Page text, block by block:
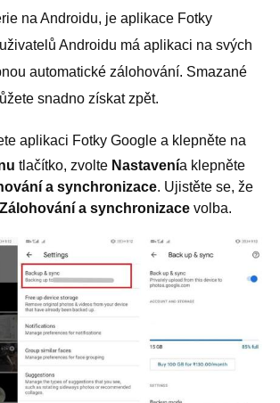
na Androidu, je aplikace Fotky
Androidu má aplikaci na svých
automatické zálohování. Smazané
snadno získat zpět.
aplikaci Fotky Google a klepněte na
tlačítko, zvolte Nastavenía klepněte
a synchronizace. Ujistěte se, že
Zálohování a synchronizace volba.